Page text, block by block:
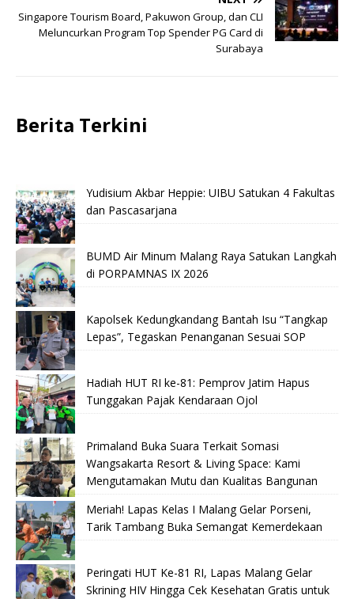
Singapore Tourism Board, Pakuwon Group, dan CLI
Meluncurkan Program Top Spender PG Card di
Surabaya
Berita Terkini
Yudisium Akbar Heppie: UIBU Satukan 4 Fakultas
dan Pascasarjana
BUMD Air Minum Malang Raya Satukan Langkah
di PORPAMNAS IX 2026
Kapolsek Kedungkandang Bantah Isu “Tangkap
Lepas”, Tegaskan Penanganan Sesuai SOP
Hadiah HUT RI ke-81: Pemprov Jatim Hapus
Tunggakan Pajak Kendaraan Ojol
Primaland Buka Suara Terkait Somasi
Wangsakarta Resort & Living Space: Kami
Mengutamakan Mutu dan Kualitas Bangunan
Meriah! Lapas Kelas I Malang Gelar Porseni,
Tarik Tambang Buka Semangat Kemerdekaan
Peringati HUT Ke-81 RI, Lapas Malang Gelar
Skrining HIV Hingga Cek Kesehatan Gratis untuk